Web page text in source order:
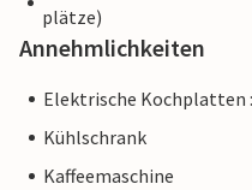
plätze)
Annehmlichkeiten
Elektrische Kochplatten
Kühlschrank
Kaffeemaschine